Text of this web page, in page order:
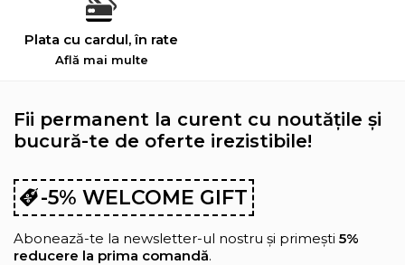
Plata cu cardul, în rate
Află mai multe
Fii permanent la curent cu noutățile și
bucură-te de oferte irezistibile!
-5% WELCOME GIFT
Abonează-te la newsletter-ul nostru și primești 5%
reducere la prima comandă.